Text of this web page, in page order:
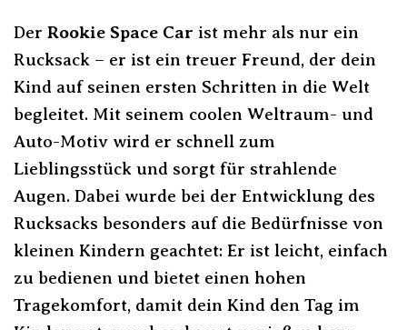
Der Rookie Space Car ist mehr als nur ein
Rucksack – er ist ein treuer Freund, der dein
Kind auf seinen ersten Schritten in die Welt
begleitet. Mit seinem coolen Weltraum- und
Auto-Motiv wird er schnell zum
Lieblingsstück und sorgt für strahlende
Augen. Dabei wurde bei der Entwicklung des
Rucksacks besonders auf die Bedürfnisse von
kleinen Kindern geachtet: Er ist leicht, einfach
zu bedienen und bietet einen hohen
Tragekomfort, damit dein Kind den Tag im